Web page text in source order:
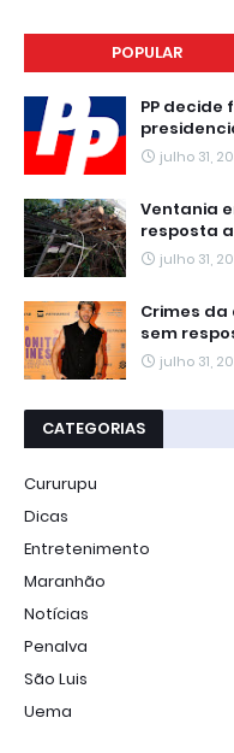
POPULAR
PP decide
julho 31,
Ventania
resposta
julho 31,
Crimes
sem
julho 31,
CATEGORIAS
Cururupu
Dicas
Entretenimento
Maranhão
Notícias
Penalva
São Luis
Uema